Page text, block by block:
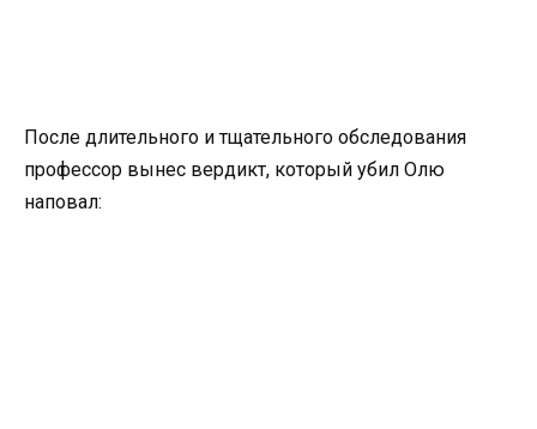
После длительного и тщательного обследования
профессор вынес вердикт, который убил Олю
наповал: